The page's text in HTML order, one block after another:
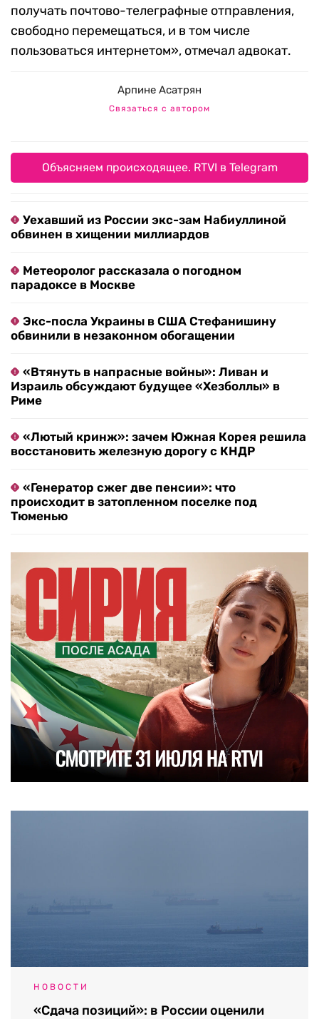
получать почтово-телеграфные отправления,
свободно перемещаться, и в том числе
пользоваться интернетом», отмечал адвокат.
Арпине Асатрян
Связаться с автором
Объясняем происходящее. RTVI в Telegram
Уехавший из России экс-зам Набиуллиной
обвинен в хищении миллиардов
Метеоролог рассказала о погодном
парадоксе в Москве
Экс-посла Украины в США Стефанишину
обвинили в незаконном обогащении
«Втянуть в напрасные войны»: Ливан и
Израиль обсуждают будущее «Хезболлы» в
Риме
«Лютый кринж»: зачем Южная Корея решила
восстановить железную дорогу с КНДР
«Генератор сжег две пенсии»: что
происходит в затопленном поселке под
Тюменью
НОВОСТИ
«Сдача позиций»: в России оценили